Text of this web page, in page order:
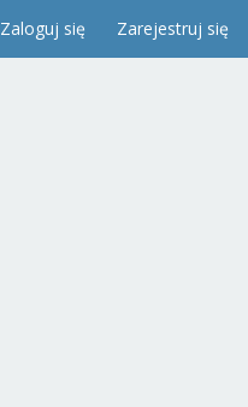
Zaloguj się Zarejestruj się